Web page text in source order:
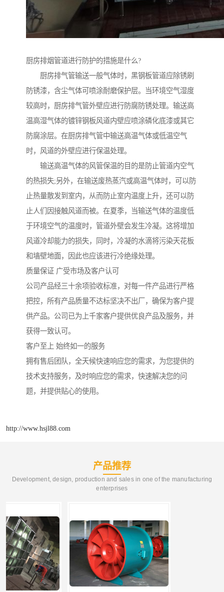
厨房排烟管道进行防护的措施是什么?
厨房排气管输送一般气体时，黑钢板管道应除锈刷
防锈漆，含尘气体可喷涂耐磨保护层。当环境空气湿度
较高时，厨房排气管外壁应进行防腐防锈处理。输送高
温高湿气体的镀锌钢板风道内壁应喷涂磷化底漆或其它
防腐涂层。在厨房排气管中输送高温气体或低温空气
时，风道的外壁应进行保温处理。
输送高温气体的风管保温的目的是防止管道内空气
的热损失;另外，在输送废热蒸汽或高温气体时，可以防
止热量散发到室内，从而防止室内温度上升，还可以防
止人们因接触风道而被。在夏季，当输送气体的温度低
于环境空气的温度时，管道外壁会发生冷凝。这将增加
风道冷却能力的损失，同时，冷凝的水滴将污染天花板
和墙壁地面，因此也应该进行冷绝缘处理。
质量保证 广受市场及客户认可
公司产品经三十余项验收标准，对每一件产品进行严格
把控，所有产品质量不达标坚决不出厂，确保为客户提
供产品。公司已为上千家客户提供优良产品及服务，并
获得一致认可。
客户至上 始终如一的服务
拥有售后团队，全天候快速响应您的需求，为您提供的
技术支持服务，及时响应您的需求，快速解决您的问
题，并提供贴心的使用。
http://www.hsjl88.com
产品推荐
Development, design, production and sales in one of the manufacturing
enterprises